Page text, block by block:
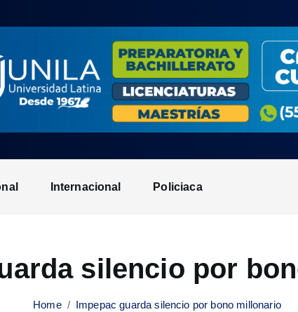
Internacional Policiaca
silencio por
Home Impepac guarda silencio por bono millonario